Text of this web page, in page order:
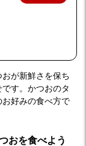
が新鮮さを保ち
す。かつおのタ
好みの食べ方で
おを食べよう